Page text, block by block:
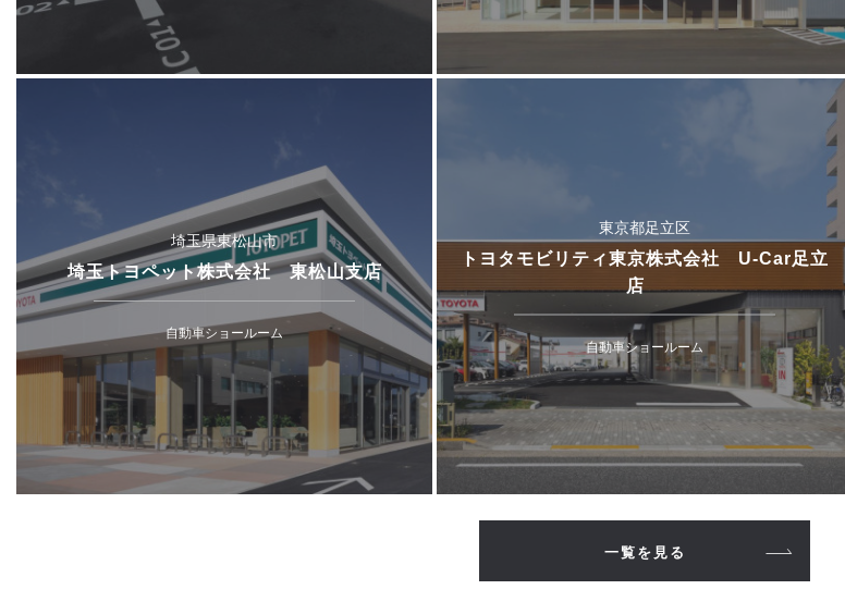
埼玉県東松山市
埼玉トヨペット株式会社 東松山支店
自動車ショールーム
東京都足立区
トヨタモビリティ東京株式会社 U-Car足立
店
自動車ショールーム
一覧を見る